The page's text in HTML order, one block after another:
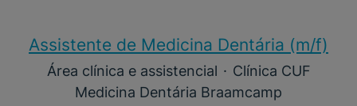
Assistente de Medicina Dentária (m/f)​
Área clínica e assistencial · Clínica CUF
Medicina Dentária Braamcamp